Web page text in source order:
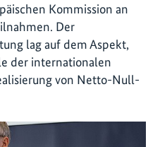
Kommission an
Der
lag auf dem Aspekt,
der internationalen
von Netto-Null-